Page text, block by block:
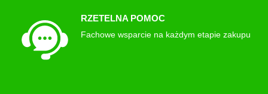
RZETELNA POMOC
Fachowe wsparcie na każdym etapie zakupu